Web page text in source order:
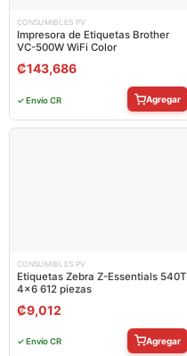
CONSUMIBLES PV
Impresora de Etiquetas Brother
VC-500W WiFi Color
₡143,686
✓ Envío CR Agregar
CONSUMIBLES PV
Etiquetas Zebra Z-Essentials 540T
4×6 612 piezas
₡9,012
✓ Envío CR Agregar